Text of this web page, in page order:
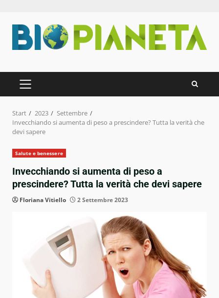
Inhalt
springen
PRIMÄRES
MENÜ
Start 2023
Settembre
Invecchiando si aumenta di peso a prescindere? Tutta la verità che
devi sapere
Salute e benessere
Invecchiando si aumenta di peso a
prescindere? Tutta la verità che devi sapere
Floriana Vitiello 2 Settembre 2023